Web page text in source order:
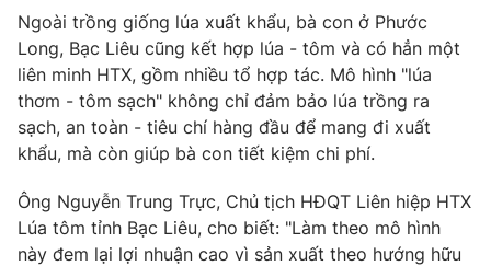
Hitech Công nghệ tương lai
Sản phẩm
Thị trường
Tư vấn
Giao lưu trực tuyến
Lịch phát sóng
Emagazine Podcast
Ngoài trồng giống lúa xuất khẩu, bà con ở Phước
Long, Bạc Liêu cũng kết hợp lúa - tôm và có hẳn một
liên minh HTX, gồm nhiều tổ hợp tác. Mô hình "lúa
thơm - tôm sạch" không chỉ đảm bảo lúa trồng ra
sạch, an toàn - tiêu chí hàng đầu để mang đi xuất
khẩu, mà còn giúp bà con tiết kiệm chi phí.
Ông Nguyễn Trung Trực, Chủ tịch HĐQT Liên hiệp HTX
Lúa tôm tỉnh Bạc Liêu, cho biết: "Làm theo mô hình
này đem lại lợi nhuận cao vì sản xuất theo hướng hữu